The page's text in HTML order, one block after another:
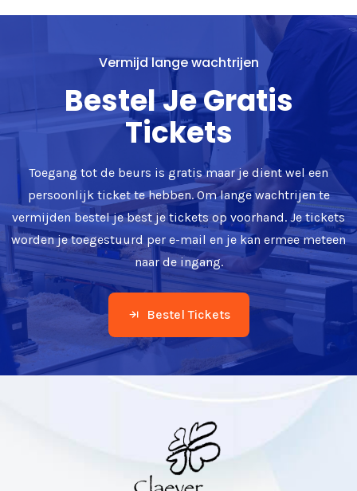
Vermijd lange wachtrijen
Bestel Je Gratis
Tickets
Toegang tot de beurs is gratis maar je dient wel een
persoonlijk ticket te hebben. Om lange wachtrijen te
vermijden bestel je best je tickets op voorhand. Je tickets
worden je toegestuurd per e-mail en je kan ermee meteen
naar de ingang.
Bestel Tickets